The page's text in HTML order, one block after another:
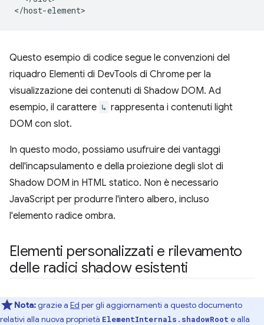
Questo esempio di codice segue le convenzioni del
riquadro Elementi di DevTools di Chrome per la
visualizzazione dei contenuti di Shadow DOM. Ad
esempio, il carattere ↳ rappresenta i contenuti light
DOM con slot.
In questo modo, possiamo usufruire dei vantaggi
dell'incapsulamento e della proiezione degli slot di
Shadow DOM in HTML statico. Non è necessario
JavaScript per produrre l'intero albero, incluso
l'elemento radice ombra.
Elementi personalizzati e rilevamento
delle radici shadow esistenti
Nota:grazie a Ed per gli aggiornamenti a questo documento
relativi alla nuova proprietà ElementInternals.shadowRoot e alla